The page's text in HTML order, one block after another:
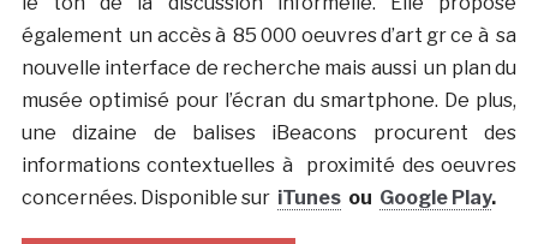
également un accès à 85 000 oeuvres d’art gr ce à sa
nouvelle interface de recherche mais aussi un plan du
musée optimisé pour l’écran du smartphone. De plus,
une dizaine de balises iBeacons procurent des
informations contextuelles à proximité des oeuvres
concernées. Disponible sur iTunesou Google Play.